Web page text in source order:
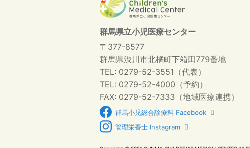
群馬県立小児医療センター
〒377-8577
群馬県渋川市北橘町下箱田779番地
TEL: 0279-52-3551（代表）
TEL: 0279-52-4000（予約）
FAX: 0279-52-7333（地域医療連携）
群馬小児総合診療科 Facebook
管理栄養士 Instagram